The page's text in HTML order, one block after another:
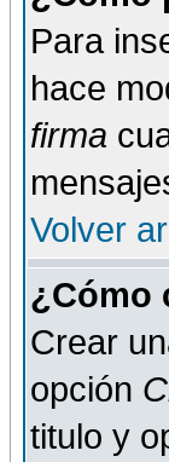
Para
hace
firma
Volver
¿Cómo
Crear
opción
titulo y